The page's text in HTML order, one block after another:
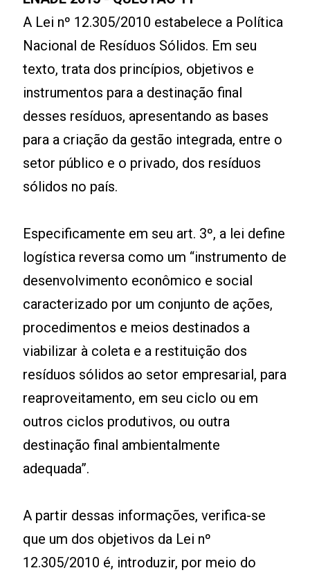
A Lei nº 12.305/2010 estabelece a Política
Nacional de Resíduos Sólidos. Em seu
texto, trata dos princípios, objetivos e
instrumentos para a destinação final
desses resíduos, apresentando as bases
para a criação da gestão integrada, entre o
setor público e o privado, dos resíduos
sólidos no país.
Especificamente em seu art. 3º, a lei define
logística reversa como um “instrumento de
desenvolvimento econômico e social
caracterizado por um conjunto de ações,
procedimentos e meios destinados a
viabilizar à coleta e a restituição dos
resíduos sólidos ao setor empresarial, para
reaproveitamento, em seu ciclo ou em
outros ciclos produtivos, ou outra
destinação final ambientalmente
adequada”.
A partir dessas informações, verifica-se
que um dos objetivos da Lei nº
12.305/2010 é, introduzir, por meio do